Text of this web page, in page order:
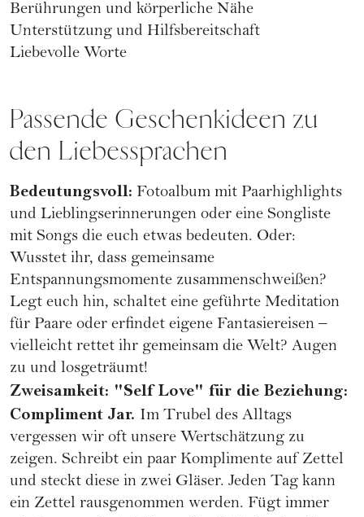
Berührungen und körperliche Nähe
Unterstützung und Hilfsbereitschaft
Liebevolle Worte
Passende Geschenkideen zu
den Liebessprachen
Bedeutungsvoll: Fotoalbum mit Paarhighlights
und Lieblingserinnerungen oder eine Songliste
mit Songs die euch etwas bedeuten. Oder:
Wusstet ihr, dass gemeinsame
Entspannungsmomente zusammenschweißen?
Legt euch hin, schaltet eine geführte Meditation
für Paare oder erfindet eigene Fantasiereisen –
vielleicht rettet ihr gemeinsam die Welt? Augen
zu und losgeträumt!
Zweisamkeit: "Self Love" für die Beziehung:
Compliment Jar. Im Trubel des Alltags
vergessen wir oft unsere Wertschätzung zu
zeigen. Schreibt ein paar Komplimente auf Zettel
und steckt diese in zwei Gläser. Jeden Tag kann
ein Zettel rausgenommen werden. Fügt immer